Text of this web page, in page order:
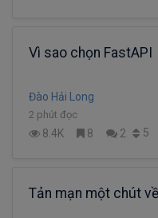
Vì sao chọn FastAPI
Đào Hải Long
2 phút đọc
8.4K 8 2 5
Tản mạn một chút